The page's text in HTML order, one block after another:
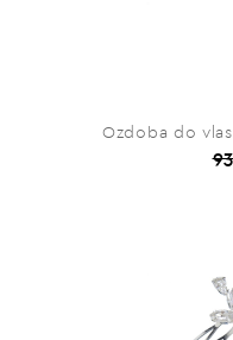
Ozdoba do